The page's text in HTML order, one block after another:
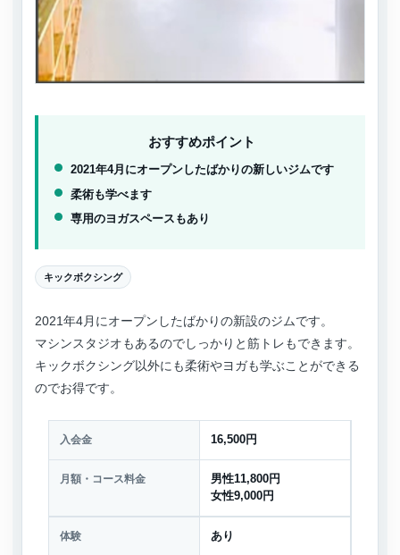
おすすめポイント
2021年4月にオープンしたばかりの新しいジムです
柔術も学べます
専用のヨガスペースもあり
キックボクシング
2021年4月にオープンしたばかりの新設のジムです。
マシンスタジオもあるのでしっかりと筋トレもできます。
キックボクシング以外にも柔術やヨガも学ぶことができる
のでお得です。
入会金 16,500円
月額・コース料金
男性11,800円
女性9,000円
体験 あり